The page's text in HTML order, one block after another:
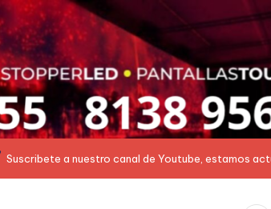
Suscribete a nuestro canal de Youtube, estamos